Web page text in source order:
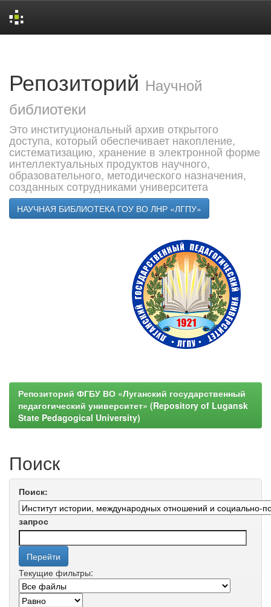
Репозиторий Научной
библиотеки
Это институциональный архив открытого
доступа, который обеспечивает накопление,
систематизацию, хранение в электронной форме
интеллектуальных продуктов научного,
образовательного, методического назначения,
созданных сотрудниками университета
НАУЧНАЯ БИБЛИОТЕКА ГОУ ВО ЛНР «ЛГПУ»
Репозиторий ФГБУ ВО «Луганский государственный
педагогический университет» (Repository of Lugansk
State Pedagogical University)
Поиск
Поиск:
запрос
Текущие фильтры: